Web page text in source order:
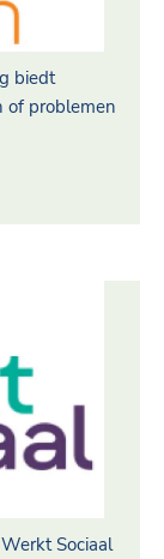
biedt
of problemen
Sociaal